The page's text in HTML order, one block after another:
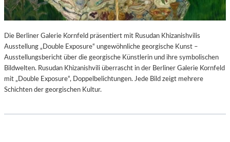
Die Berliner Galerie Kornfeld präsentiert mit Rusudan Khizanishvilis
Ausstellung „Double Exposure“ ungewöhnliche georgische Kunst –
Ausstellungsbericht über die georgische Künstlerin und ihre symbolischen
Bildwelten. Rusudan Khizanishvili überrascht in der Berliner Galerie Kornfeld
mit „Double Exposure“, Doppelbelichtungen. Jede Bild zeigt mehrere
Schichten der georgischen Kultur.